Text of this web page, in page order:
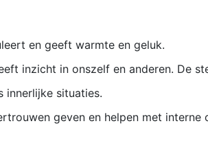
en geeft warmte en geluk.
inzicht in onszelf en anderen. De
innerlijke situaties.
geven en helpen met